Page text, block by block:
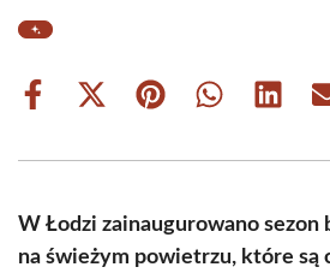
Share
Share
(Twitter)
Share Share Share
W Łodzi zainaugurowano sezon
na świeżym powietrzu, które są